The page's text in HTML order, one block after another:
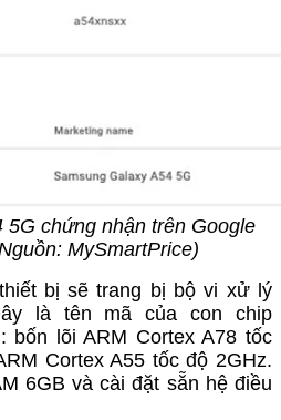
5G chứng nhận trên Google
MySmartPrice)
bị sẽ trang bị bộ vi xử lý
là tên mã của con chip
bốn lõi ARM Cortex A78 tốc
Cortex A55 tốc độ 2GHz.
6GB và cài đặt sẵn hệ điều